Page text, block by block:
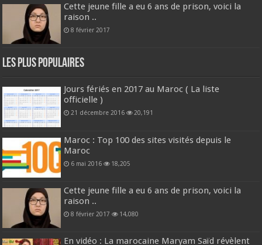
Cette jeune fille a eu 6 ans de prison, voici la
raison ..
8 février 2017
Les plus populaires
Jours fériés en 2017 au Maroc ( La liste
officielle )
21 décembre 2016 20,191
Maroc : Top 100 des sites visités depuis le
Maroc
6 mai 2016 18,205
Cette jeune fille a eu 6 ans de prison, voici la
raison ..
8 février 2017 14,080
En vidéo : La marocaine Maryam Saïd révèlent